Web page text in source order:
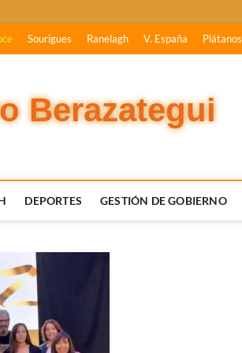
Sourigues Ranelagh V. España Plátanos
Berazategui
DEPORTES GESTIÓN DE GOBIERNO